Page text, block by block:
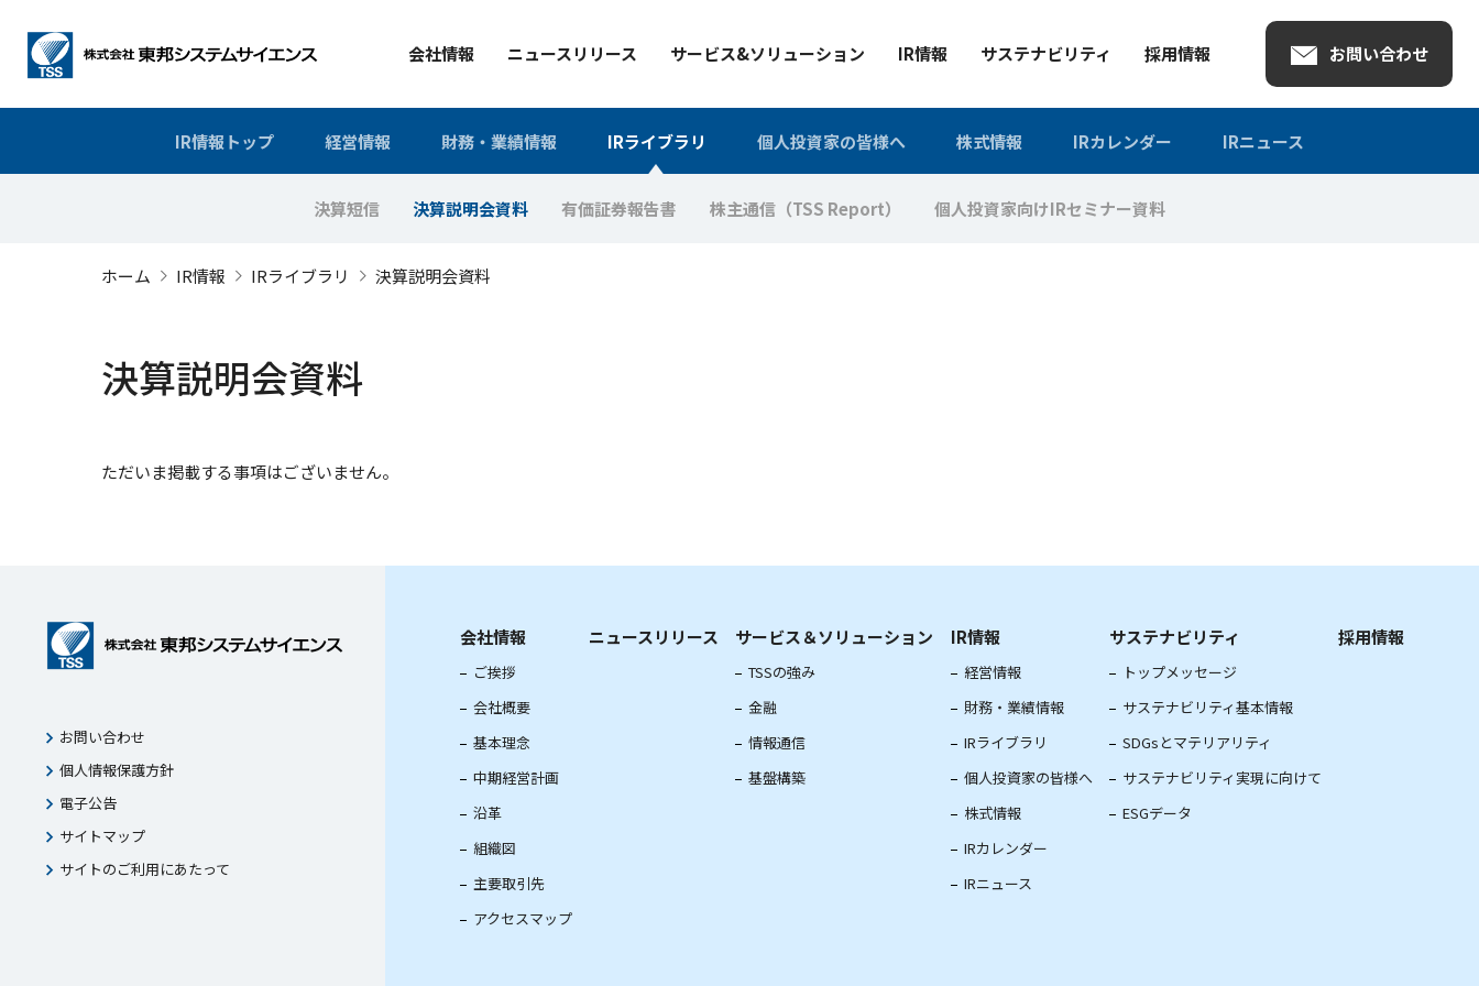
会社情報 ニュースリリース サービス&ソリューション IR情報 サステナビリティ 採用情報 お問い合わせ
IR情報トップ 経営情報 財務・業績情報 IRライブラリ
決算短信 決算説明会資料 有価証券報告書 株主通信（TSS Report） 個人投資家向けIRセミナー資料
個人投資家の皆様へ 株式情報 IRカレンダー IRニュース
ホーム IR情報 IRライブラリ 決算説明会資料
決算説明会資料
ただいま掲載する事項はございません。
お問い合わせ
個人情報保護方針
電子公告
サイトマップ
サイトのご利用にあたって
会社情報
ご挨拶
会社概要
基本理念
中期経営計画
沿革
組織図
主要取引先
アクセスマップ
ニュースリリース サービス＆ソリューション
TSSの強み
金融
情報通信
基盤構築
IR情報
経営情報
財務・業績情報
IRライブラリ
個人投資家の皆様へ
株式情報
IRカレンダー
IRニュース
サステナビリティ
トップメッセージ
サステナビリティ基本情報
SDGsとマテリアリティ
サステナビリティ実現に向けて
ESGデータ
採用情報